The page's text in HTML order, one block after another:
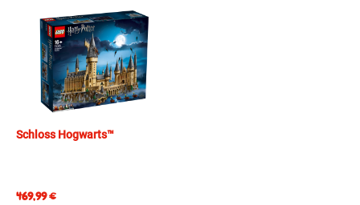
Schloss Hogwarts™
469,99€